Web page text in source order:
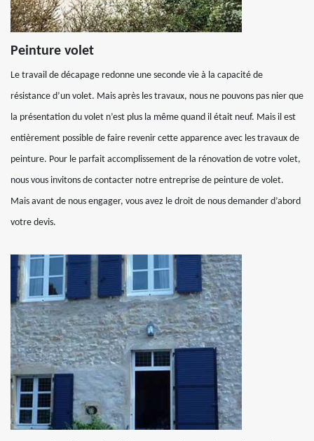
Peinture volet
Le travail de décapage redonne une seconde vie à la capacité de
résistance d’un volet. Mais après les travaux, nous ne pouvons pas nier que
la présentation du volet n’est plus la même quand il était neuf. Mais il est
entièrement possible de faire revenir cette apparence avec les travaux de
peinture. Pour le parfait accomplissement de la rénovation de votre volet,
nous vous invitons de contacter notre entreprise de peinture de volet.
Mais avant de nous engager, vous avez le droit de nous demander d’abord
votre devis.